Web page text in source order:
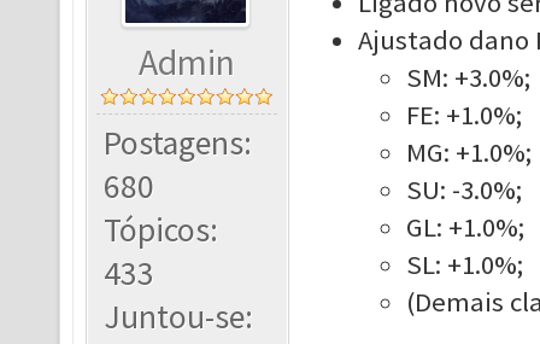
Admin
Postagens:
680
Tópicos:
433
Juntou-se:
Ajustado dano
SM: +3.0%;
FE: +1.0%;
MG: +1.0%;
SU: -3.0%;
GL: +1.0%;
SL: +1.0%;
(Demais